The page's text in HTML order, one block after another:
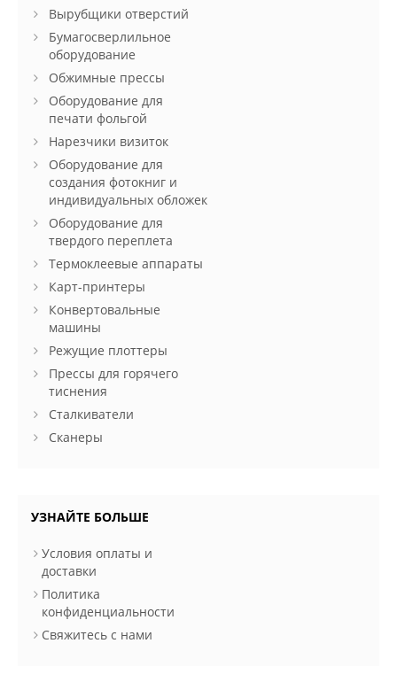
Вырубщики отверстий
Бумагосверлильное
оборудование
Обжимные прессы
Оборудование для
печати фольгой
Нарезчики визиток
Оборудование для
создания фотокниг и
индивидуальных обложек
Оборудование для
твердого переплета
Термоклеевые аппараты
Карт-принтеры
Конвертовальные
машины
Режущие плоттеры
Прессы для горячего
тиснения
Сталкиватели
Сканеры
УЗНАЙТЕ БОЛЬШЕ
Условия оплаты и
доставки
Политика
конфиденциальности
Свяжитесь с нами